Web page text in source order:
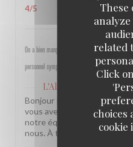
These
related
Click
choices
cookie
4/5
On a bien mangé, bon rapport qualité prix pour
personnel sympathique et efficace.
L'Alsace
has replied to
Bonjour Isabelle, Merci
vous avez passé un bon
notre équipe a été à la
nous. À très bientôt !